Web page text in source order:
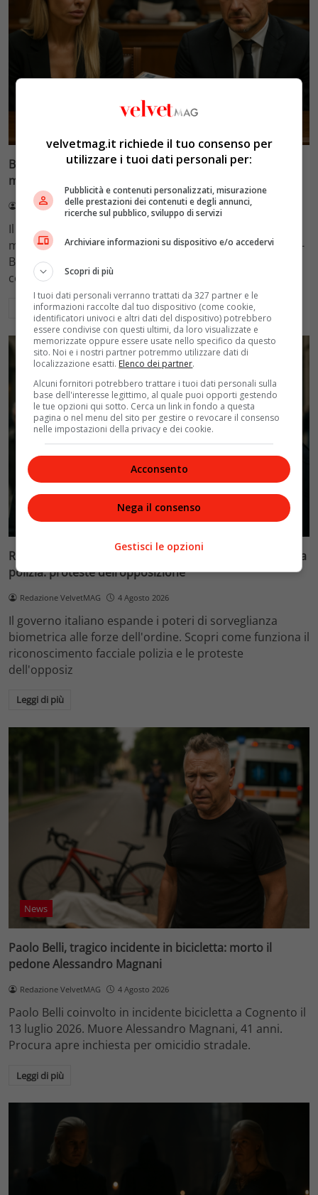
Blasi vs Totti: il giudice riduce l’assegno di
mantenimento a 10.900 euro
Redazione VelvetMAG 4 Agosto 2026
Il Tribunale di Roma ha fissato l'assegno di
mantenimento figli a 10.900 euro mensili nel caso Totti-
Blasi, respingendo la richiesta di 20mila euro della
conduttrice.
Leggi di più
Politica
Riconoscimento facciale, il governo accelera i poteri alla
polizia: proteste dell’opposizione
Redazione VelvetMAG 4 Agosto 2026
Il governo italiano espande i poteri di sorveglianza
biometrica alle forze dell'ordine. Scopri come funziona il
riconoscimento facciale polizia e le proteste
dell'opposiz
Leggi di più
News
Paolo Belli, tragico incidente in bicicletta: morto il
pedone Alessandro Magnani
Redazione VelvetMAG 4 Agosto 2026
Paolo Belli coinvolto in incidente bicicletta a Cognento il
13 luglio 2026. Muore Alessandro Magnani, 41 anni.
Procura apre inchiesta per omicidio stradale.
Leggi di più
velvetmag.it richiede il tuo consenso per
utilizzare i tuoi dati personali per:
Pubblicità e contenuti personalizzati, misurazione
delle prestazioni dei contenuti e degli annunci,
ricerche sul pubblico, sviluppo di servizi
Archiviare informazioni su dispositivo e/o accedervi
Scopri di più
I tuoi dati personali verranno trattati da 327 partner e le
informazioni raccolte dal tuo dispositivo (come cookie,
identificatori univoci e altri dati del dispositivo) potrebbero
essere condivise con questi ultimi, da loro visualizzate e
memorizzate oppure essere usate nello specifico da questo
sito. Noi e i nostri partner potremmo utilizzare dati di
localizzazione esatti. Elenco dei partner.
Alcuni fornitori potrebbero trattare i tuoi dati personali sulla
base dell'interesse legittimo, al quale puoi opporti gestendo
le tue opzioni qui sotto. Cerca un link in fondo a questa
pagina o nel menu del sito per gestire o revocare il consenso
nelle impostazioni della privacy e dei cookie.
Acconsento
Nega il consenso
Gestisci le opzioni